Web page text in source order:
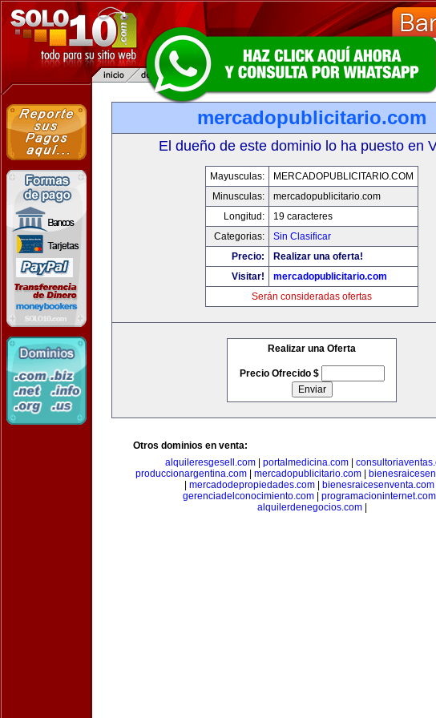
mercadopublicitario.com
El dueño de este dominio lo ha puesto en
Mayusculas:
MERCADOPUBLICITARIO.COM
Minusculas:
mercadopublicitario.com
Longitud:
19 caracteres
Categorias:
Sin Clasificar
Precio:
Realizar una oferta!
Visitar!
mercadopublicitario.com
Serán consideradas ofertas
Realizar una Oferta
Precio Ofrecido $
Otros dominios en venta:
alquileresgesell.com
portalmedicina.com
produccionargentina.com| mercadopublicitario.com|
mercadodepropiedades.com bienesraicesenventa.com
gerenciadelconocimiento.com
programacioninternet.com
alquilerdenegocios.com|